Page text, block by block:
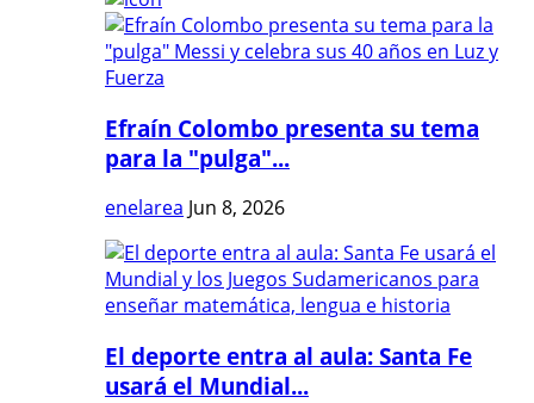
Efraín Colombo presenta su tema
para la "pulga"...
enelarea Jun 8, 2026
El deporte entra al aula: Santa Fe
usará el Mundial...